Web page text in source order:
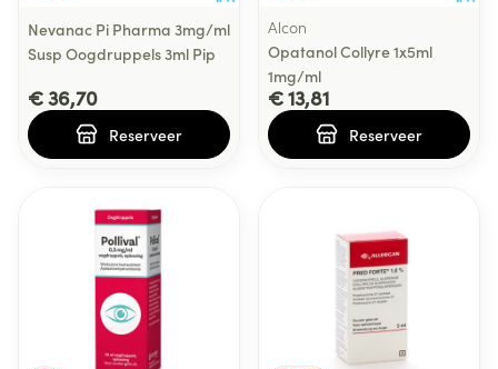
Nevanac Pi Pharma 3mg/ml
Susp Oogdruppels 3ml Pip
€ 36,70
Reserveer
Alcon
Opatanol Collyre 1x5ml
1mg/ml
€ 13,81
Reserveer